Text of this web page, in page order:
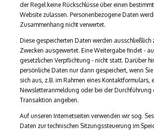
der Regel keine Rückschlüsse über einen
Website zulassen. Personenbezogene Daten
Zusammenhang nicht verwertet.
Diese gespeicherten Daten werden ausschließlich
Zwecken ausgewertet. Eine Weitergabe findet -
gesetzlichen Verpflichtung - nicht statt. Darüber
persönliche Daten nur dann gespeichert, wenn
sich aus, z.B. im Rahmen eines Kontaktformulars,
Newsletteranmeldung oder bei der Durchführung
Transaktion angeben.
Auf unseren Internetseiten verwenden wir sog.
Daten zur technischen Sitzungssteuerung im